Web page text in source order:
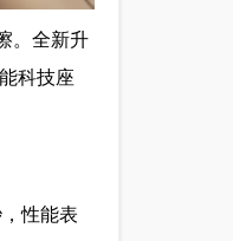
。全新升
科技座
性能表